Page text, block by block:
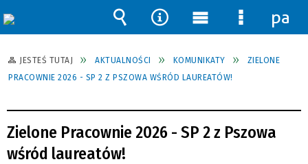
JESTEŚ TUTAJ AKTUALNOŚCI KOMUNIKATY
ZIELONE
PRACOWNIE 2026 - SP 2 Z PSZOWA WŚRÓD LAUREATÓW!
Zielone Pracownie 2026 - SP 2 z Pszowa
wśród laureatów!
Wyszukiwarka
Narzędzia
Menu
główne
Menu